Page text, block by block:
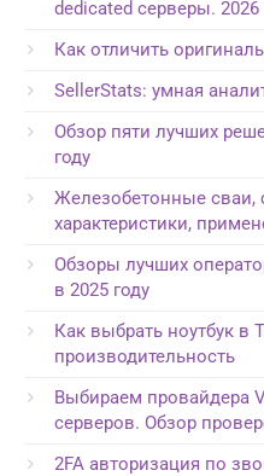
dedicated серверы. 2026
Как отличить
SellerStats: умная
Обзор пяти лучших
году
Железобетонные сваи,
характеристики,
Обзоры лучших
в 2025 году
Как выбрать ноутбук в
производительность
Выбираем провайдера
серверов. Обзор
2FA авторизация по